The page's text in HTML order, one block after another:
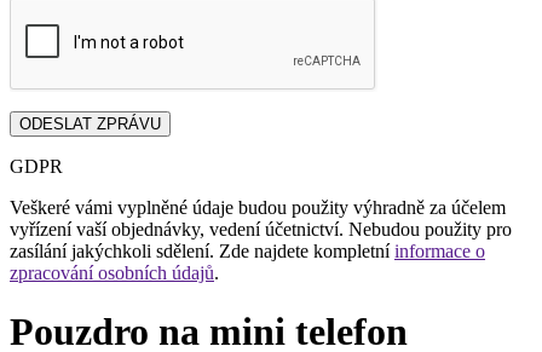
GDPR
Veškeré vámi vyplněné údaje budou použity výhradně za účelem
vyřízení vaší objednávky, vedení účetnictví. Nebudou použity pro
zasílání jakýchkoli sdělení. Zde najdete kompletníinformace o
zpracování osobních údajů.
Pouzdro na mini telefon